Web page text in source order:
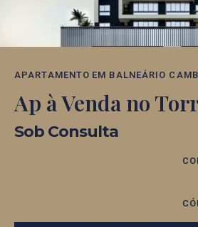
APARTAMENTO EM BALNEÁRIO
Ap à Venda no
Sob Consulta